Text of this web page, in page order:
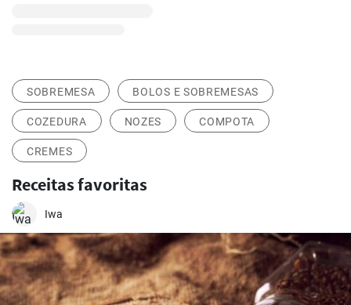
SOBREMESA BOLOS E SOBREMESAS
COZEDURA NOZES COMPOTA
CREMES
Receitas favoritas
Iwa